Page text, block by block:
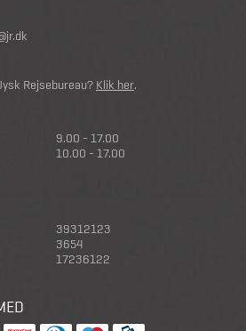
Rejsebureau? Klik her.
9.00 - 17.00
10.00 - 17.00
39312123
3654
17236122